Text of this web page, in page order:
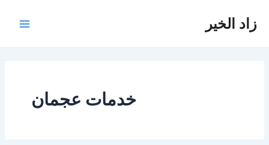
المحتوى
زاد الخير
خدمات عجمان